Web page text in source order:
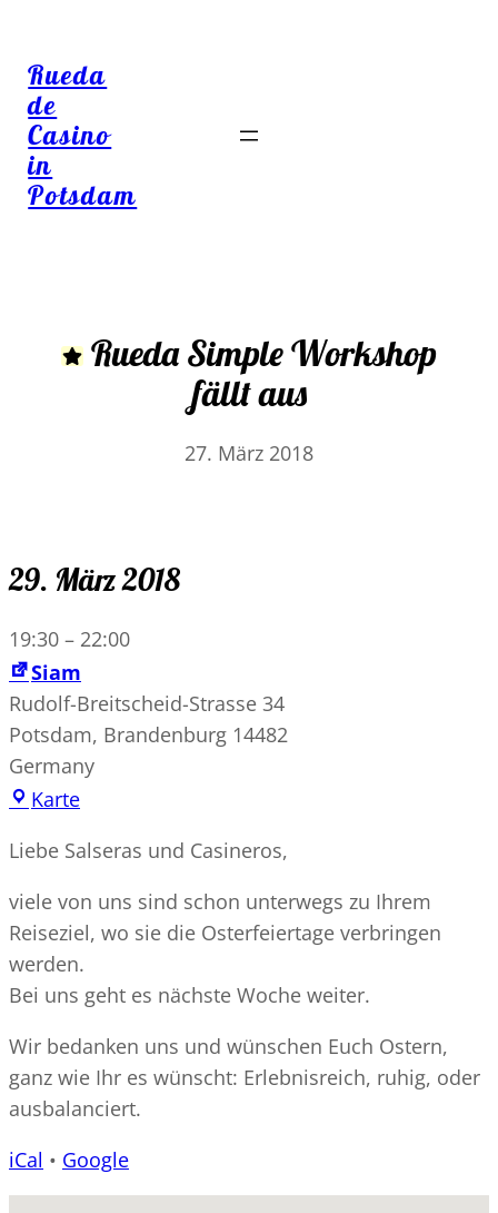
Rueda
de
Casino
in
Potsdam
Rueda Simple Workshop
fällt aus
27. März 2018
29. März 2018
19:30 – 22:00
Siam
Rudolf-Breitscheid-Strasse 34
Potsdam, Brandenburg 14482
Germany
Karte
Liebe Salseras und Casineros,
viele von uns sind schon unterwegs zu Ihrem
Reiseziel, wo sie die Osterfeiertage verbringen
werden.
Bei uns geht es nächste Woche weiter.
Wir bedanken uns und wünschen Euch Ostern,
ganz wie Ihr es wünscht: Erlebnisreich, ruhig, oder
ausbalanciert.
iCal • Google